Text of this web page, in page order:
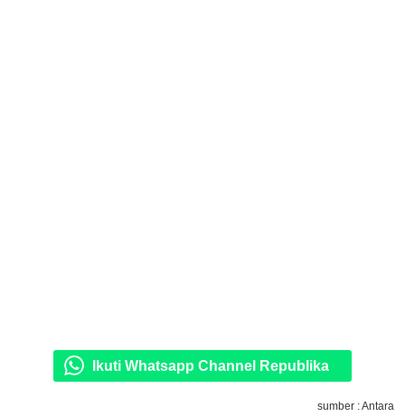
Ikuti Whatsapp Channel Republika
sumber : Antara